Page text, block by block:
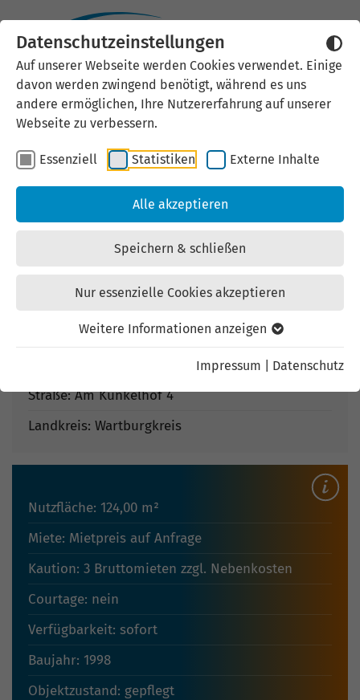
Datenschutzeinstellungen
Auf unserer Webseite werden Cookies verwendet. Einige
davon werden zwingend benötigt, während es uns
andere ermöglichen, Ihre Nutzererfahrung auf unserer
Webseite zu verbessern.
Essenziell Statistiken Externe Inhalte
Alle akzeptieren
Speichern & schließen
Nur essenzielle Cookies akzeptieren
Weitere Informationen anzeigen
Impressum Datenschutz
Moderne, klimatisierte
Bürofläche im
Industriegebiet Eisenach-
Kindel zu vermieten
Mietangebot Gewerbe | Büro/Praxis | Nr.:
03-0100/ 06 | zuletzt geändert am:
Ort: 99820 Hörselberg-Hainich
Straße: Am Künkelhof 4
Landkreis: Wartburgkreis
Nutzfläche: 124,00 m²
Miete: Mietpreis auf Anfrage
Kaution: 3 Bruttomieten zzgl. Nebenkosten
Courtage: nein
Verfügbarkeit: sofort
Baujahr: 1998
Objektzustand: gepflegt